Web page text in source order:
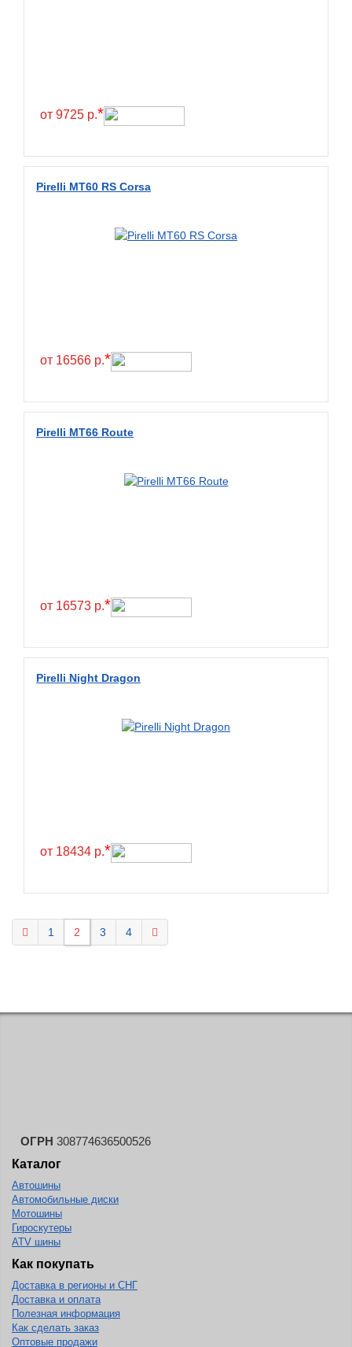
от 9725 р.*
Pirelli MT60 RS Corsa
от 16566 р.*
Pirelli MT66 Route
от 16573 р.*
Pirelli Night Dragon
от 18434 р.*
1 2 3 4
ОГРН 308774636500526
Каталог
Автошины
Автомобильные диски
Мотошины
Гироскутеры
ATV шины
Как покупать
Доставка в регионы и СНГ
Доставка и оплата
Полезная информация
Как сделать заказ
Оптовые продажи